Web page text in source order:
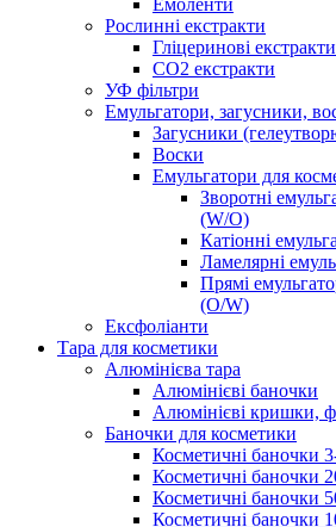
Емоленти
Рослинні екстракти
Гліцеринові
СО2 екстракти
УФ фільтри
Емульгатори, загусники,
Загусники
Воски
Емульгатори для
Зворотні
(W/O)
Катіонні
Ламелярні
Прямі
(O/W)
Ексфоліанти
Тара для косметики
Алюмінієва тара
Алюмінієві баночки
Алюмінієві кришки,
Баночки для косметики
Косметичні баночки
Косметичні баночки
Косметичні баночки
Косметичні баночки